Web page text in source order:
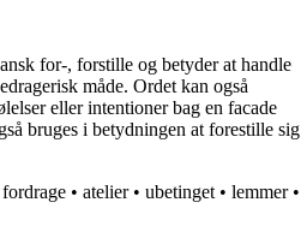
for-, forstille og betyder at handle
måde. Ordet kan også
eller intentioner bag en facade
bruges i betydningen at forestille sig
fordrage • atelier• ubetinget • lemmer•